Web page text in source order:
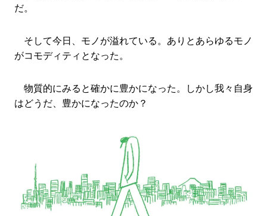
だ。
そして今日、モノが溢れている。ありとあらゆるモノ
がコモディティとなった。
物質的にみると確かに豊かになった。しかし我々自身
はどうだ、豊かになったのか？